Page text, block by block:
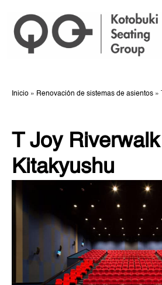
Inicio » Renovación de sistemas de asientos »
T Joy Riverwalk
Kitakyushu